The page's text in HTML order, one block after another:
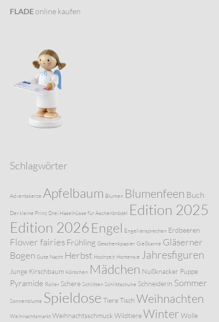
FLADE online kaufen
Schlagwörter
Adventskerze Apfelbaum Blumen Blumenfeen Buch
Der kleine Prinz Drei Haselnüsse für Aschenbrödel Edition 2025
Edition 2026 Engel Engelversprechen Erdbeeren
Flower fairies Frühling Geschenkpapier Gießkanne Gläserner
Bogen Gute Nacht Herbst Hochzeit Hortensie Jahresfiguren
Junge Kirschbaum Körbchen Mädchen Nußknacker Puppe
Pyramide Roller Schere Schlitten Schlittschuhe Schneiderin Sommer
Sonnenblume Spieldose TiereTisch Weihnachten
Weihnachtsmarkt Weihnachtsschmuck WildtiereWinter Wolle